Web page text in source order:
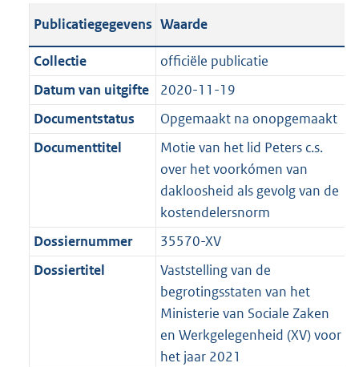
a
i
e
i
n
f
a
t
e
3
K
b
c
t
i
e
i
n
a
a
t
:
K
b
i
a
t
i
e
i
m
a
t
e
3
K
b
l
c
a
t
i
e
r
m
o
t
:
6
K
a
n
d
s
g
r
o
o
t
t
e
:
3
K
b
a
n
d
s
g
r
o
o
t
e
:
3
K
b
Publicatiegegevens Waarde
Collectie
officiële publicatie
Datum van uitgifte
2020-11-19
Documentstatus
Opgemaakt na onopgemaakt
Documenttitel
Motie van het lid Peters c.s.
over het voorkómen van
dakloosheid als gevolg van de
kostendelersnorm
Dossiernummer
35570-XV
Dossiertitel
Vaststelling van de
begrotingsstaten van het
Ministerie van Sociale Zaken
en Werkgelegenheid (XV) voor
het jaar 2021